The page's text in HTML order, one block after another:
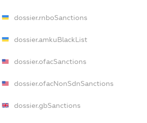
dossier.rnboSanctions
dossier.amkuBlackList
dossier.ofacSanctions
dossier.ofacNonSdnSanctions
dossier.gbSanctions